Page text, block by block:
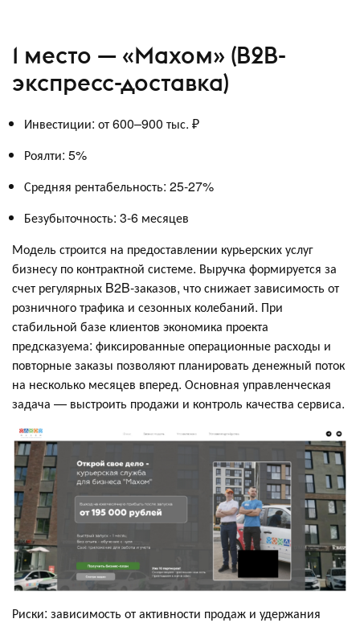
1 место — «Махом» (B2B-
экспресс-доставка)
Инвестиции: от 600–900 тыс. ₽
Роялти: 5%
Средняя рентабельность: 25-27%
Безубыточность: 3-6 месяцев
Модель строится на предоставлении курьерских услуг
бизнесу по контрактной системе. Выручка формируется за
счет регулярных B2B-заказов, что снижает зависимость от
розничного трафика и сезонных колебаний. При
стабильной базе клиентов экономика проекта
предсказуема: фиксированные операционные расходы и
повторные заказы позволяют планировать денежный поток
на несколько месяцев вперед. Основная управленческая
задача — выстроить продажи и контроль качества сервиса.
Риски: зависимость от активности продаж и удержания